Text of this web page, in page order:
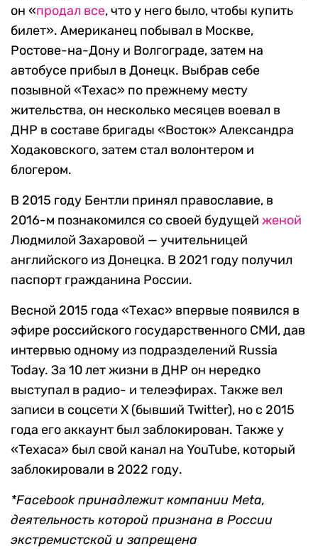
он «продал все, что у него было, чтобы купить
билет». Американец побывал в Москве,
Ростове-на-Дону и Волгограде, затем на
автобусе прибыл в Донецк. Выбрав себе
позывной «Техас» по прежнему месту
жительства, он несколько месяцев воевал в
ДНР в составе бригады «Восток» Александра
Ходаковского, затем стал волонтером и
блогером.
В 2015 году Бентли принял православие, в
2016-м познакомился со своей будущей женой
Людмилой Захаровой — учительницей
английского из Донецка. В 2021 году получил
паспорт гражданина России.
Весной 2015 года «Техас» впервые появился в
эфире российского государственного СМИ, дав
интервью одному из подразделений Russia
Today. За 10 лет жизни в ДНР он нередко
выступал в радио- и телеэфирах. Также вел
записи в соцсети X (бывший Twitter), но с 2015
года его аккаунт был заблокирован. Также у
«Техаса» был свой канал на YouTube, который
заблокировали в 2022 году.
*Facebook принадлежит компании Meta,
деятельность которой признана в России
экстремистской и запрещена